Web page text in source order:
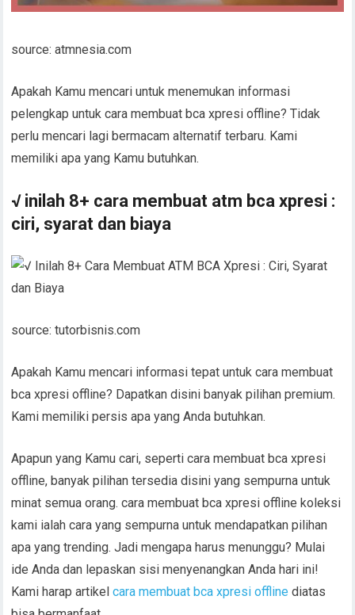
source: atmnesia.com
Apakah Kamu mencari untuk menemukan informasi
pelengkap untuk cara membuat bca xpresi offline? Tidak
perlu mencari lagi bermacam alternatif terbaru. Kami
memiliki apa yang Kamu butuhkan.
√ inilah 8+ cara membuat atm bca xpresi :
ciri, syarat dan biaya
source: tutorbisnis.com
Apakah Kamu mencari informasi tepat untuk cara membuat
bca xpresi offline? Dapatkan disini banyak pilihan premium.
Kami memiliki persis apa yang Anda butuhkan.
Apapun yang Kamu cari, seperti cara membuat bca xpresi
offline, banyak pilihan tersedia disini yang sempurna untuk
minat semua orang. cara membuat bca xpresi offline koleksi
kami ialah cara yang sempurna untuk mendapatkan pilihan
apa yang trending. Jadi mengapa harus menunggu? Mulai
ide Anda dan lepaskan sisi menyenangkan Anda hari ini!
Kami harap artikelcara membuat bca xpresi offlinediatas